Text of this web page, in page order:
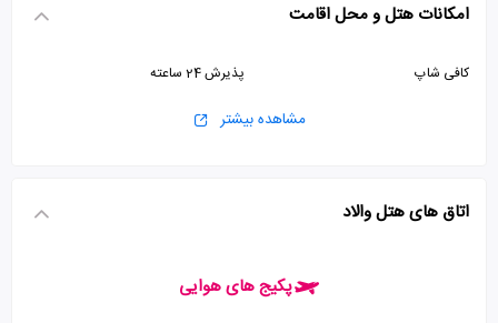
امکانات هتل و محل اقامت
کافی شاپ پذیرش 24 ساعته
مشاهده بیشتر
اتاق های هتل والاد
پکیج های هوایی